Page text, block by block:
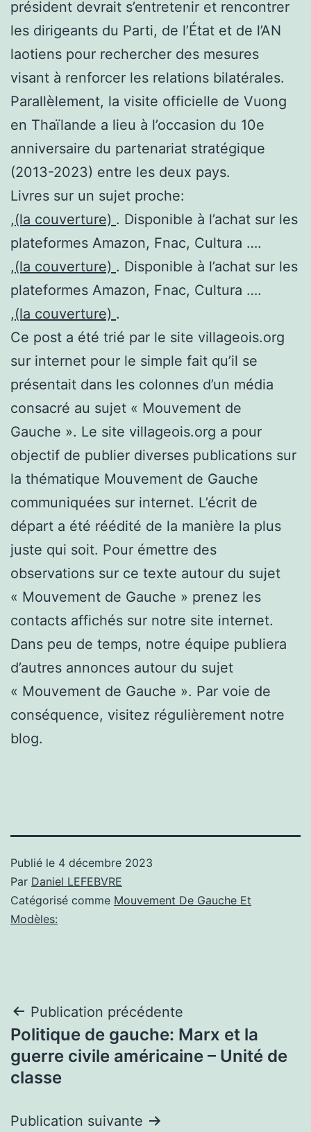
président devrait s’entretenir et rencontrer
les dirigeants du Parti, de l’État et de l’AN
laotiens pour rechercher des mesures
visant à renforcer les relations bilatérales.
Parallèlement, la visite officielle de Vuong
en Thaïlande a lieu à l’occasion du 10e
anniversaire du partenariat stratégique
(2013-2023) entre les deux pays.
Livres sur un sujet proche:
,(la couverture) . Disponible à l’achat sur les
plateformes Amazon, Fnac, Cultura ….
,(la couverture) . Disponible à l’achat sur les
plateformes Amazon, Fnac, Cultura ….
,(la couverture) .
Ce post a été trié par le site villageois.org
sur internet pour le simple fait qu’il se
présentait dans les colonnes d’un média
consacré au sujet « Mouvement de
Gauche ». Le site villageois.org a pour
objectif de publier diverses publications sur
la thématique Mouvement de Gauche
communiquées sur internet. L’écrit de
départ a été réédité de la manière la plus
juste qui soit. Pour émettre des
observations sur ce texte autour du sujet
« Mouvement de Gauche » prenez les
contacts affichés sur notre site internet.
Dans peu de temps, notre équipe publiera
d’autres annonces autour du sujet
« Mouvement de Gauche ». Par voie de
conséquence, visitez régulièrement notre
blog.
Publié le 4 décembre 2023
Par Daniel LEFEBVRE
Catégorisé comme Mouvement De Gauche Et
Modèles:
Navigation
de
l’article
Publication précédente
Politique de gauche: Marx et la
guerre civile américaine – Unité de
classe
Publication suivante